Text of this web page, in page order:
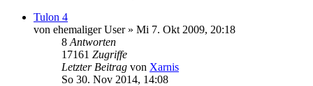
Tulon 4
von ehemaliger User» Mi 7. Okt 2009, 20:18
8 Antworten
17161 Zugriffe
Letzter Beitrag von Xarnis
So 30. Nov 2014, 14:08